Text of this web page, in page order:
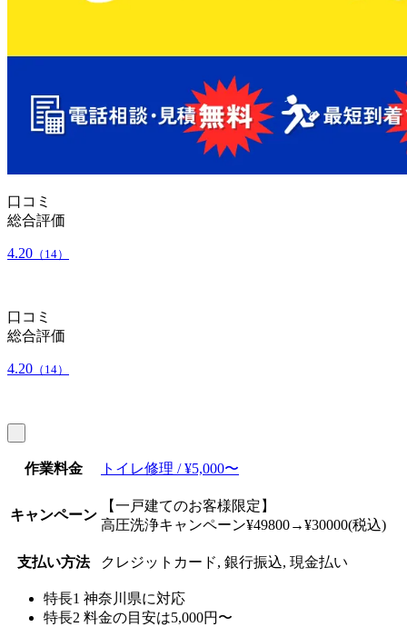
口コミ
総合評価
4.20 （14）
口コミ
総合評価
4.20 （14）
作業料金 トイレ修理 / ¥5,000〜
キャンペーン
【一戸建てのお客様限定】
高圧洗浄キャンペーン¥49800→¥30000(税込)
支払い方法 クレジットカード, 銀行振込, 現金払い
特長1 神奈川県に対応
特長2 料金の目安は5,000円〜